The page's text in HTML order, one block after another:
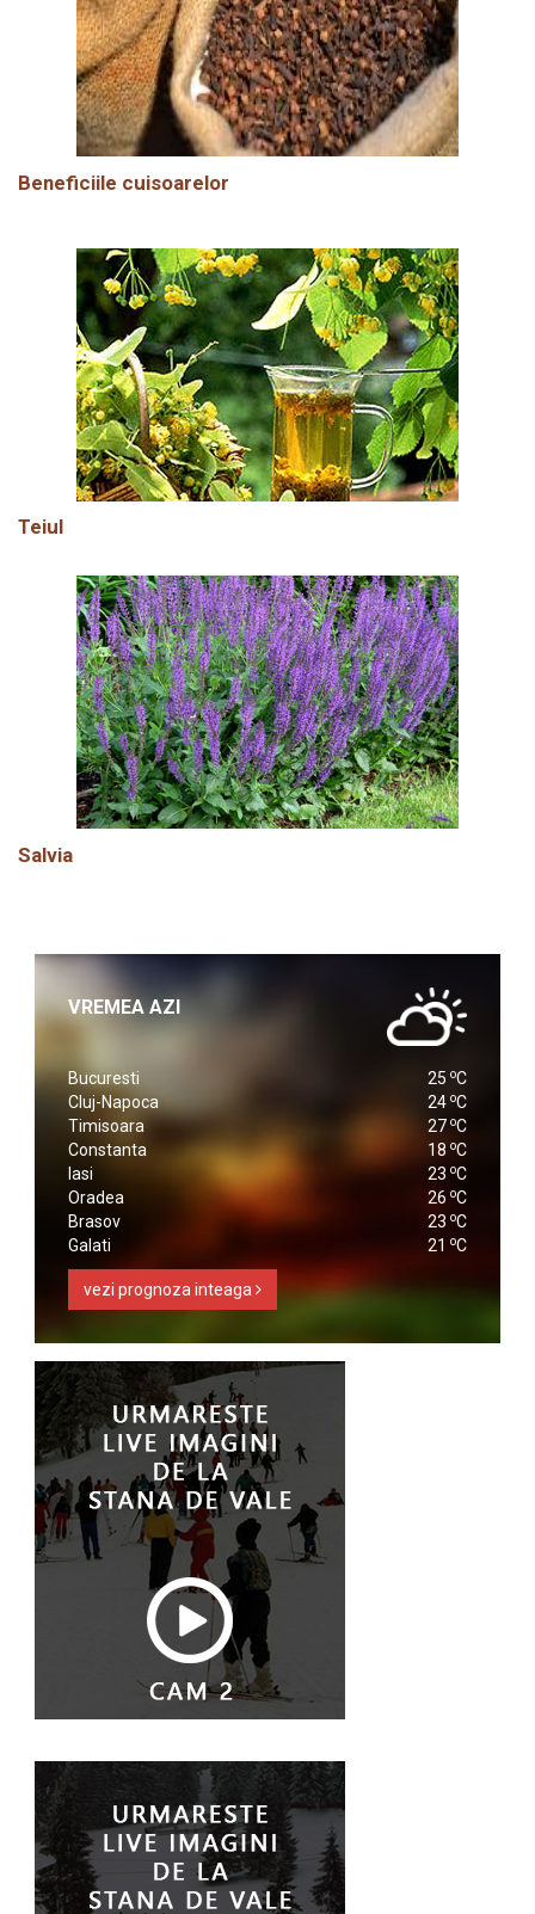
Beneficiile cuisoarelor
Teiul
Salvia
VREMEA AZI
Bucuresti 25 oC
Cluj-Napoca
24 oC
Timisoara
27 oC
Constanta
18 oC
Iasi
23 oC
Oradea
26 oC
Brasov
23 oC
Galati
21 oC
vezi prognoza inteaga